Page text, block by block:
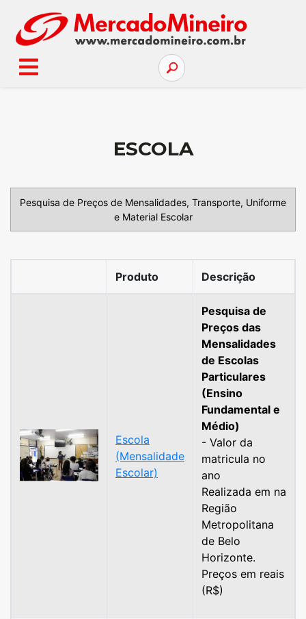
ESCOLA
Pesquisa de Preços de Mensalidades, Transporte, Uniforme
e Material Escolar
Produto Descrição
Escola
(Mensalidade
Escolar)
Pesquisa de
Preços das
Mensalidades
de Escolas
Particulares
(Ensino
Fundamental e
Médio)
- Valor da
matricula no
ano
Realizada em na
Região
Metropolitana
de Belo
Horizonte.
Preços em reais
(R$)